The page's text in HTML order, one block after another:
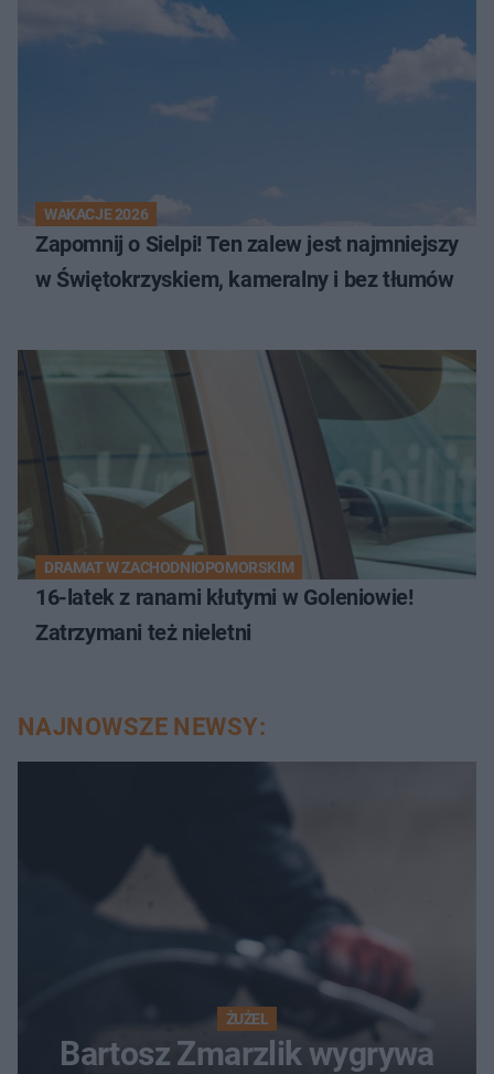
WAKACJE 2026
Zapomnij o Sielpi! Ten zalew jest najmniejszy
w Świętokrzyskiem, kameralny i bez tłumów
DRAMAT W ZACHODNIOPOMORSKIM
16-latek z ranami kłutymi w Goleniowie!
Zatrzymani też nieletni
NAJNOWSZE NEWSY:
ŻUŻEL
Bartosz Zmarzlik wygrywa